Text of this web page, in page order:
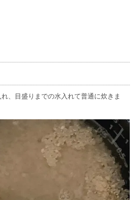
、目盛りまでの水入れて普通に炊きま